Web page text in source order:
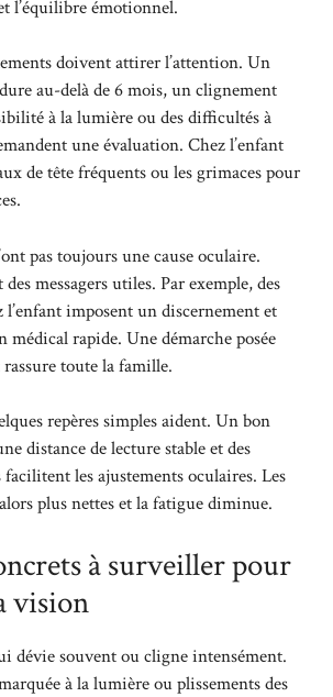
l’équilibre émotionnel.
doivent attirer l’attention. Un
au-delà de 6 mois, un clignement
à la lumière ou des difficultés à
une évaluation. Chez l’enfant
de tête fréquents ou les grimaces pour
pas toujours une cause oculaire.
messagers utiles. Par exemple, des
l’enfantimposent un discernement et
médical rapide. Une démarche posée
toute la famille.
repères simples aident. Un bon
distance de lecture stable et des
facilitent les ajustements oculaires. Les
plus nettes et la fatigue diminue.
à surveiller pour
vision
souvent ou cligne intensément.
à la lumière ou plissements des